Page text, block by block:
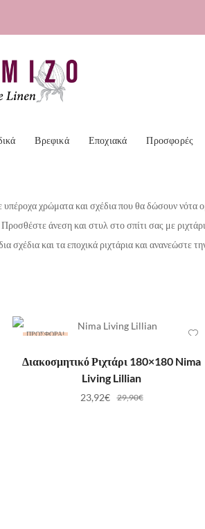
Βρεφικά Εποχιακά Προσφορές
υπέροχα χρώματα και σχέδια που θα δώσουν νότα
άνεση και στυλ στο σπίτι σας με
και τα εποχικά ριχτάρια και ανανεώστε
ΠΡΟΣΦΟΡΆ!
ΠΡΟΣΘΉΚΗ ΣΤΟ ΚΑΛΆΘΙ
Διακοσμητικό Ριχτάρι 180×180 Nima
Living Lillian
29,90€
23,92€